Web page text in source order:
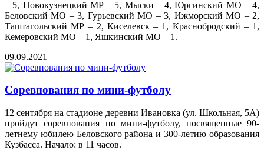
– 5, Новокузнецкий МР – 5, Мыски – 4, Юргинский МО – 4,
Беловский МО – 3, Гурьевский МО – 3, Ижморский МО – 2,
Таштагольский МР – 2, Киселевск – 1, Краснобродский – 1,
Кемеровский МО – 1, Яшкинский МО – 1.
09.09.2021
Соревнования по мини-футболу
12 сентября на стадионе деревни Ивановка (ул. Школьная, 5А)
пройдут соревнования по мини-футболу, посвященные 90-
летнему юбилею Беловского района и 300-летию образования
Кузбасса. Начало: в 11 часов.